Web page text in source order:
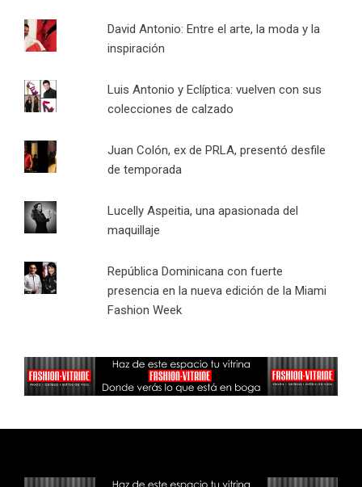
David Antonio: Entre el arte, la moda y la
inspiración
Luis Antonio y Eclíptica: vuelven con sus
colecciones de calzado
Juan Colón, ex de PRLA, presentó desfile
de temporada
Lucelly Aspeitia, una apasionada del
maquillaje
República Dominicana con fuerte
presencia en la nueva edición de la Miami
Fashion Week